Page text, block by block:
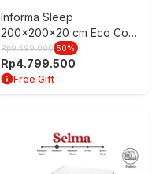
Informa Sleep
200x200x20 cm Eco Coco
Fiber Kasur Latex Bonell
Springbed
Rp9.599.000 50%
Rp4.799.500
Free Gift